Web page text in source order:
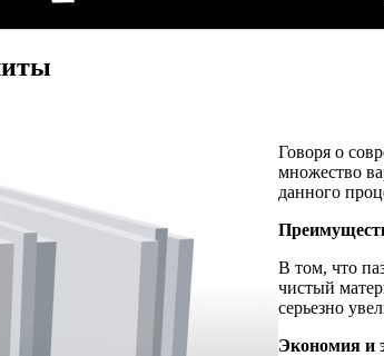
Говоря о
множество
данного
В том, что
чистый
серьезно
Экономия и